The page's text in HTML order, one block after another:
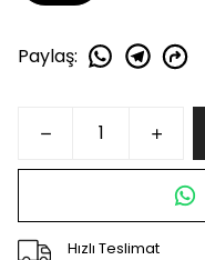
Paylaş:
Hızlı Teslimat